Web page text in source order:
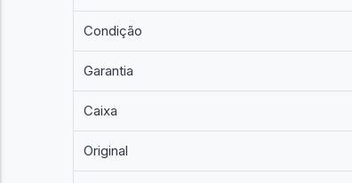
Condição
Garantia
Caixa
Original